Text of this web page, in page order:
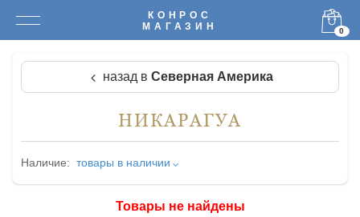
КОНРОС
МАГАЗИН
0
назад в Северная Америка
НИКАРАГУА
Наличие: товары в наличии
Товары не найдены